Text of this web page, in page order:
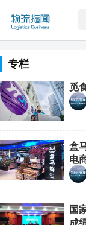
专栏
觅
盒
电
国
成